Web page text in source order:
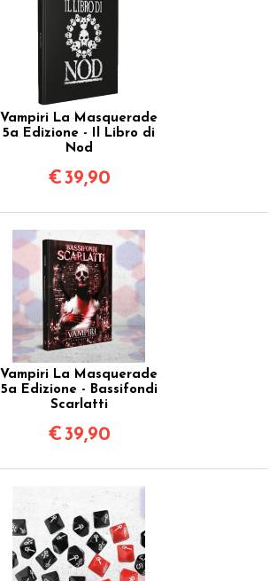
Vampiri La Masquerade
5a Edizione - Il Libro di
Nod
€39,90
Vampiri La Masquerade
5a Edizione - Bassifondi
Scarlatti
€39,90